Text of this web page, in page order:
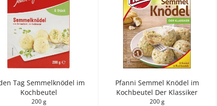
Tag Semmelknödel im
Kochbeutel
200 g
Pfanni Semmel Knödel im
Kochbeutel Der Klassiker
200 g